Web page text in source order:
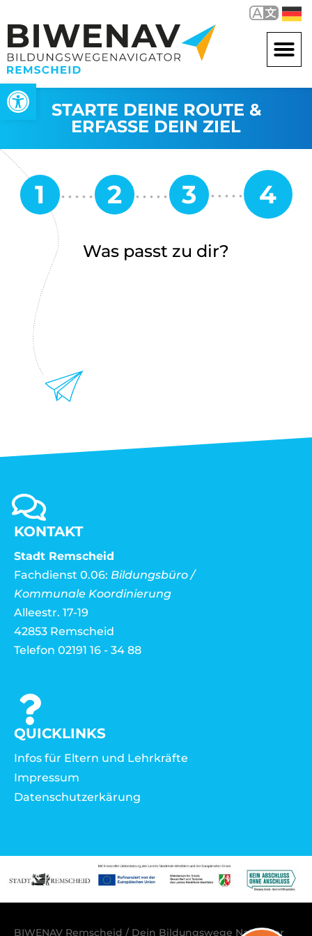
Werkzeugleiste öffnen
STARTE DEINE ROUTE &
ERFASSE DEIN ZIEL
Was passt zu dir?
KONTAKT
Stadt Remscheid
Fachdienst 0.06: Bildungsbüro /
Kommunale Koordinierung
Alleestr. 17-19
42853 Remscheid
Telefon 02191 16 - 34 88
QUICKLINKS
Infos für Eltern und Lehrkräfte
Impressum
Datenschutzerkärung
BIWENAV Remscheid / Dein Bildungswege Navigator